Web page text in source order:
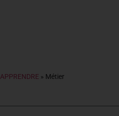
APPRENDRE » Métier